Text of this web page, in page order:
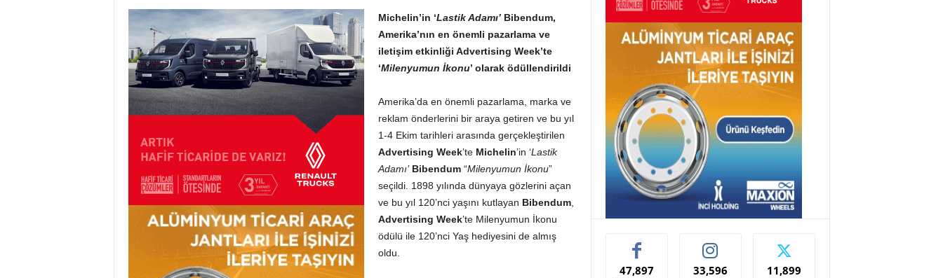
Michelin’in ‘Lastik Adamı’Bibendum,
Amerika’nın en önemli pazarlama ve
iletişim etkinliği Advertising Week’te
‘Milenyumun İkonu’ olarak ödüllendirildi
Amerika’da en önemli pazarlama, marka ve
reklam önderlerini bir araya getiren ve bu yıl
1-4 Ekim tarihleri arasında gerçekleştirilen
Advertising Week’te Michelin’in ‘Lastik
Adamı’ Bibendum“Milenyumun İkonu”
seçildi. 1898 yılında dünyaya gözlerini açan
ve bu yıl 120’nci yaşını kutlayan Bibendum,
Advertising Week’te Milenyumun İkonu
ödülü ile 120’nci Yaş hediyesini de almış
oldu.
47,897 33,596 11,899